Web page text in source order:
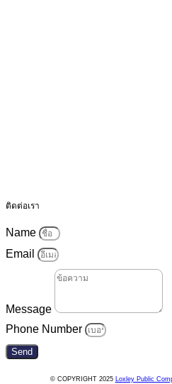
ติดต่อเรา
Name
Email
Message
Phone Number
Send
© COPYRIGHT 2025 Loxley Public